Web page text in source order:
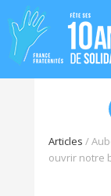
Articles /
ouvrir notre